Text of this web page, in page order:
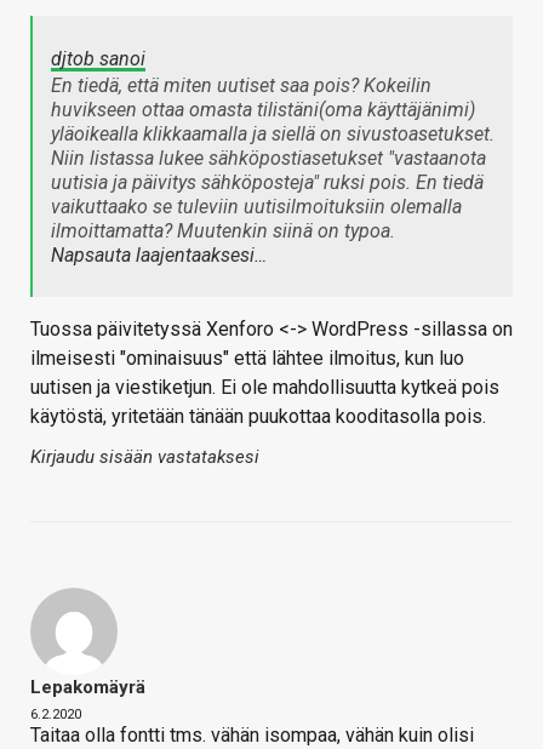
djtob sanoi
En tiedä, että miten uutiset saa pois? Kokeilin
huvikseen ottaa omasta tilistäni(oma käyttäjänimi)
yläoikealla klikkaamalla ja siellä on sivustoasetukset.
Niin listassa lukee sähköpostiasetukset "vastaanota
uutisia ja päivitys sähköposteja" ruksi pois. En tiedä
vaikuttaako se tuleviin uutisilmoituksiin olemalla
ilmoittamatta? Muutenkin siinä on typoa.
Napsauta laajentaaksesi…
Tuossa päivitetyssä Xenforo <-> WordPress -sillassa on
ilmeisesti "ominaisuus" että lähtee ilmoitus, kun luo
uutisen ja viestiketjun. Ei ole mahdollisuutta kytkeä pois
käytöstä, yritetään tänään puukottaa kooditasolla pois.
Kirjaudu sisään vastataksesi
Lepakomäyrä
6.2.2020
Taitaa olla fontti tms. vähän isompaa, vähän kuin olisi